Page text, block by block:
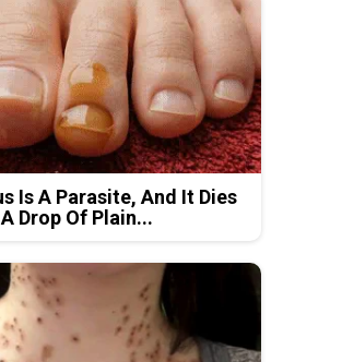
Is A Parasite, And It Dies
Drop Of Plain...